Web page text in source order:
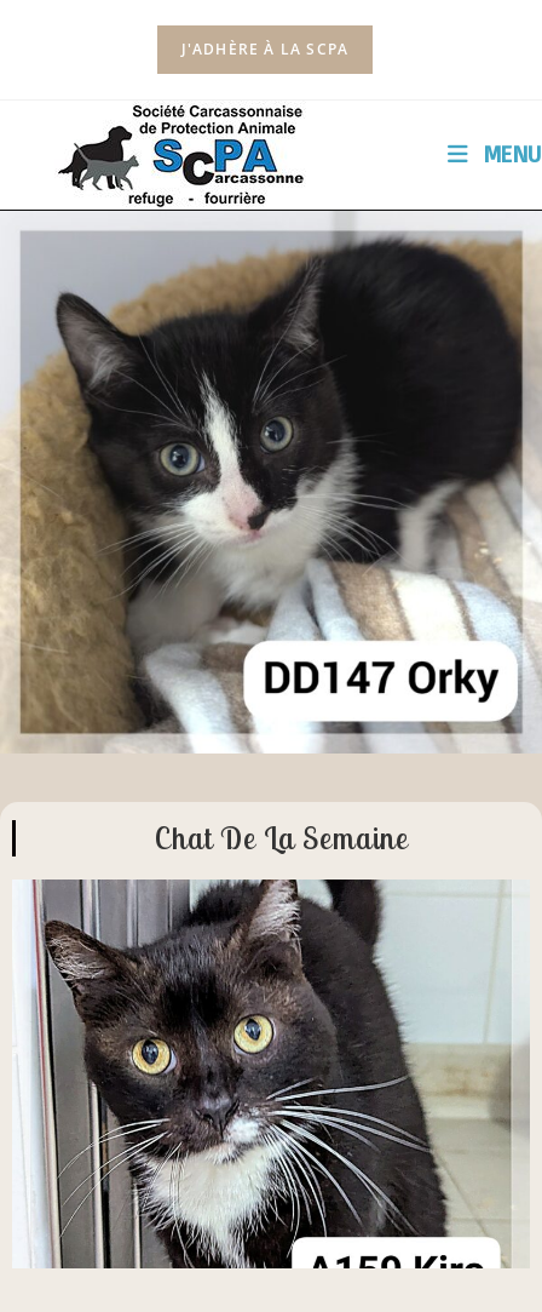
J'ADHÈRE À LA SCPA
MENU
Chat De La Semaine